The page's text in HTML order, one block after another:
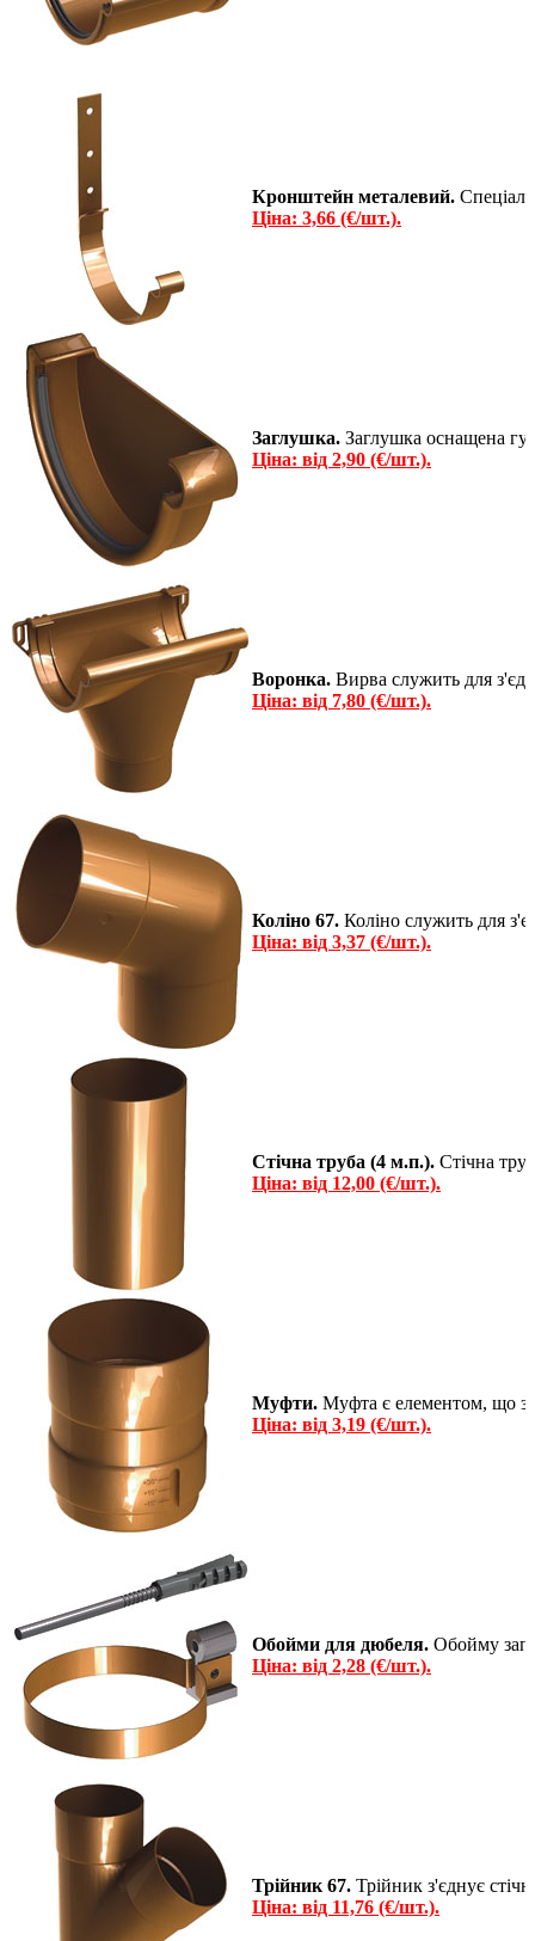
Кронштейн металевий.
Ціна: 3,66 (€/шт.).
Заглушка. Заглушка оснащена
Ціна: від 2,90 (€/шт.).
Воронка. Вирва служить для
Ціна: від 7,80 (€/шт.).
Коліно 67. Коліно служить для
Ціна: від 3,37 (€/шт.).
Стічна труба (4 м.п.). Стічна
Ціна: від 12,00 (€/шт.).
Муфти. Муфта є елементом, що
Ціна: від 3,19 (€/шт.).
Обойми для дюбеля. Обойму
Ціна: від 2,28 (€/шт.).
Трійник 67. Трійник з'єднує
Ціна: від 11,76 (€/шт.).